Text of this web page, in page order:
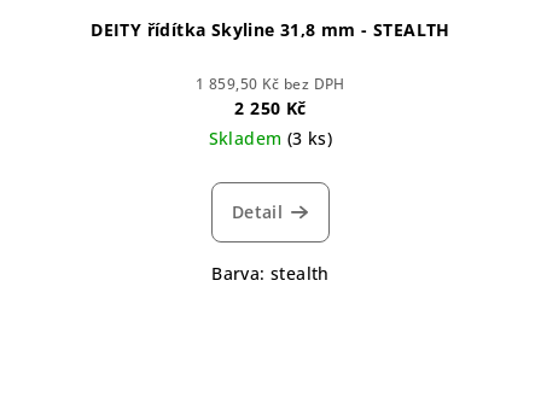
DEITY řídítka Skyline 31,8 mm - STEALTH
1 859,50 Kč bez DPH
2 250 Kč
Skladem (3 ks)
Detail
Barva: stealth